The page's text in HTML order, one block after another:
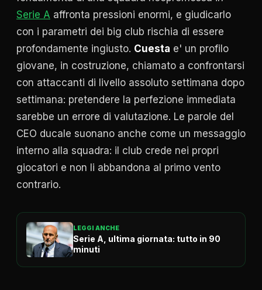
Serie A affronta pressioni enormi, e giudicarlo
con i parametri dei big club rischia di essere
profondamente ingiusto. Cuesta e' un profilo
giovane, in costruzione, chiamato a confrontarsi
con attaccanti di livello assoluto settimana dopo
settimana: pretendere la perfezione immediata
sarebbe un errore di valutazione. Le parole del
CEO ducale suonano anche come un messaggio
interno alla squadra: il club crede nei propri
giocatori e non li abbandona al primo vento
contrario.
LEGGI ANCHE
Serie A, ultima giornata: tutto in 90
minuti